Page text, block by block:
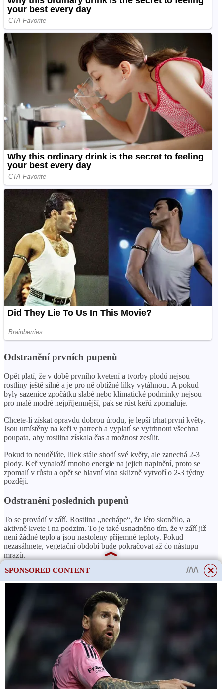
Odstranění prvních pupenů
Opět platí, že v době prvního kvetení a tvorby plodů nejsou
rostliny ještě silné a je pro ně obtížné lilky vytáhnout. A pokud
byly sazenice zpočátku slabé nebo klimatické podmínky nejsou
pro malé modré nejpříjemnější, pak se růst keřů zpomaluje.
Chcete-li získat opravdu dobrou úrodu, je lepší trhat první květy.
Jsou umístěny na keři v patrech a vyplatí se vytrhnout všechna
poupata, aby rostlina získala čas a možnost zesílit.
Pokud to neuděláte, lilek stále shodí své květy, ale zanechá 2-3
plody. Keř vynaloží mnoho energie na jejich naplnění, proto se
zpomalí v růstu a opět se hlavní vlna sklizně vytvoří o 2-3 týdny
později.
Odstranění posledních pupenů
To se provádí v září. Rostlina „nechápe“, že léto skončilo, a
aktivně kvete i na podzim. To je také usnadněno tím, že v září již
není žádné teplo a jsou nastoleny příjemné teploty. Pokud
nezasáhnete, vegetační období bude pokračovat až do nástupu
mrazů.
Nevýhodou tohoto stavu je, že vzhledem k tomu, že rostlina
vynakládá energii na kvetení, dostává se do již vytvořených plodů
méně živin. Hrozí, že nestihnou dozrát. Aby plody měly čas
dozrát a získat hmotu, zkušení pěstitelé zeleniny zaštípnou vršek
keře a odtrhnou některá poupata.
ČTĚTE VÍCE
Jak chránit ovoce před
ptáky?
SPONSORED CONTENT